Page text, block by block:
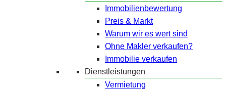
Immobilienbewertung
Preis & Markt
Warum wir es wert sind
Ohne Makler verkaufen?
Immobilie verkaufen
Dienstleistungen
Vermietung